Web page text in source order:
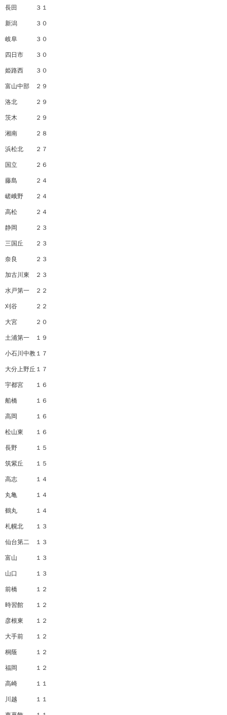
長田 ３１
新潟 ３０
岐阜 ３０
四日市 ３０
姫路西 ３０
富山中部 ２９
洛北 ２９
茨木 ２９
湘南 ２８
浜松北 ２７
国立 ２６
藤島 ２４
嵯峨野 ２４
高松 ２４
静岡 ２３
三国丘 ２３
奈良 ２３
加古川東 ２３
水戸第一 ２２
刈谷 ２２
大宮 ２０
土浦第一 １９
小石川中教１７
大分上野丘１７
宇都宮 １６
船橋 １６
高岡 １６
松山東 １６
長野 １５
筑紫丘 １５
高志 １４
丸亀 １４
鶴丸 １４
札幌北 １３
仙台第二 １３
富山 １３
山口 １３
前橋 １２
時習館 １２
彦根東 １２
大手前 １２
桐蔭 １２
福岡 １２
高崎 １１
川越 １１